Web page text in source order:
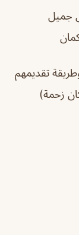
جميل
تقديمهم
زحمة)